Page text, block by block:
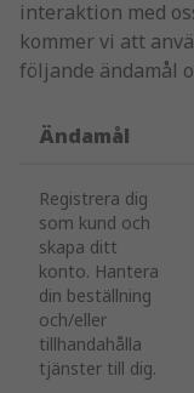
interaktion med
kommer vi att
följande ändamål
Ändamål
Registrera dig
som kund och
skapa ditt
konto. Hantera
din beställning
och/eller
tillhandahålla
tjänster till dig.